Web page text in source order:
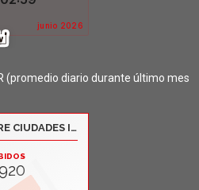
(promedio diario durante último mes